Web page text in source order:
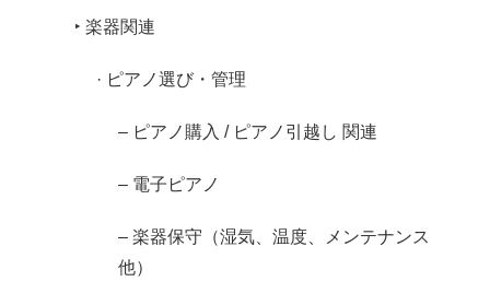
‣ 楽器関連
· ピアノ選び・管理
– ピアノ購入 / ピアノ引越し 関連
– 電子ピアノ
– 楽器保守（湿気、温度、メンテナンス
他）